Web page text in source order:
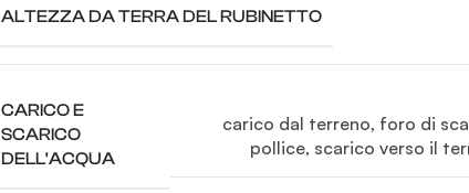
ALTEZZA DA TERRA DEL RUBINETTO
CARICO E
SCARICO
DELL'ACQUA
carico dal terreno, foro di
pollice, scarico verso il